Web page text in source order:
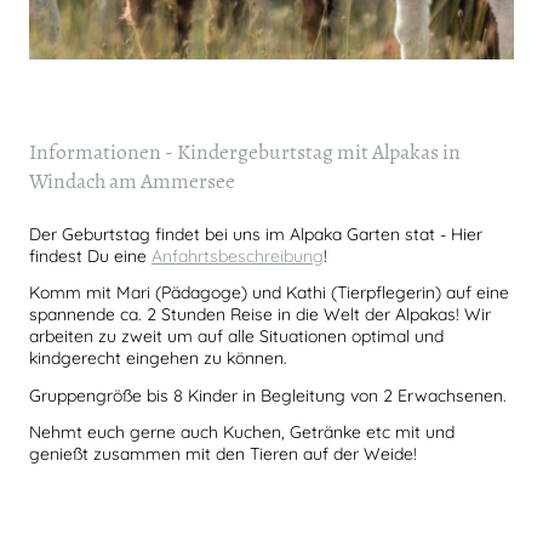
Informationen - Kindergeburtstag mit Alpakas in
Windach am Ammersee
Der Geburtstag findet bei uns im Alpaka Garten stat - Hier
findest Du eine Anfahrtsbeschreibung!
Komm mit Mari (Pädagoge) und Kathi (Tierpflegerin) auf eine
spannende ca. 2 Stunden Reise in die Welt der Alpakas! Wir
arbeiten zu zweit um auf alle Situationen optimal und
kindgerecht eingehen zu können.
Gruppengröße bis 8 Kinder in Begleitung von 2 Erwachsenen.
Nehmt euch gerne auch Kuchen, Getränke etc mit und
genießt zusammen mit den Tieren auf der Weide!